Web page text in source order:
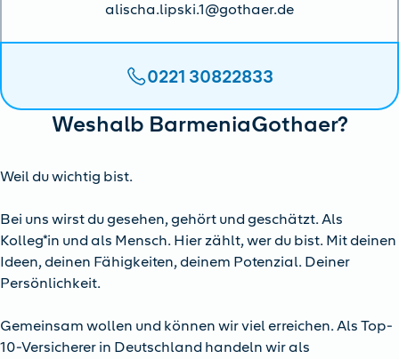
alischa.lipski.1@gothaer.de
0221 30822833
Weshalb BarmeniaGothaer?
Weil du wichtig bist.
Bei uns wirst du gesehen, gehört und geschätzt. Als
Kolleg*in und als Mensch. Hier zählt, wer du bist. Mit deinen
Ideen, deinen Fähigkeiten, deinem Potenzial. Deiner
Persönlichkeit.
Gemeinsam wollen und können wir viel erreichen. Als Top-
10-Versicherer in Deutschland handeln wir als